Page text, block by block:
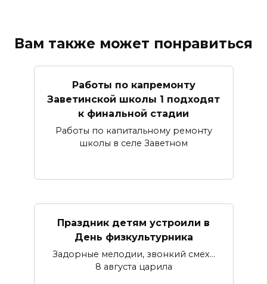
Вам также может понравиться
Работы по капремонту
Заветинской школы 1 подходят
к финальной стадии
Работы по капитальному ремонту
школы в селе Заветном
Праздник детям устроили в
День физкультурника
Задорные мелодии, звонкий смех…
8 августа царила